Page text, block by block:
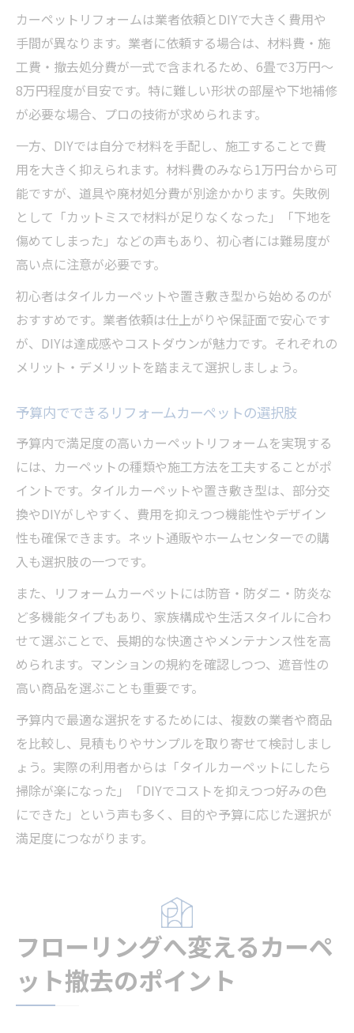
カーペットリフォームは業者依頼とDIYで大きく費用や
手間が異なります。業者に依頼する場合は、材料費・施
工費・撤去処分費が一式で含まれるため、6畳で3万円〜
8万円程度が目安です。特に難しい形状の部屋や下地補修
が必要な場合、プロの技術が求められます。
一方、DIYでは自分で材料を手配し、施工することで費
用を大きく抑えられます。材料費のみなら1万円台から可
能ですが、道具や廃材処分費が別途かかります。失敗例
として「カットミスで材料が足りなくなった」「下地を
傷めてしまった」などの声もあり、初心者には難易度が
高い点に注意が必要です。
初心者はタイルカーペットや置き敷き型から始めるのが
おすすめです。業者依頼は仕上がりや保証面で安心です
が、DIYは達成感やコストダウンが魅力です。それぞれの
メリット・デメリットを踏まえて選択しましょう。
予算内でできるリフォームカーペットの選択肢
予算内で満足度の高いカーペットリフォームを実現する
には、カーペットの種類や施工方法を工夫することがポ
イントです。タイルカーペットや置き敷き型は、部分交
換やDIYがしやすく、費用を抑えつつ機能性やデザイン
性も確保できます。ネット通販やホームセンターでの購
入も選択肢の一つです。
また、リフォームカーペットには防音・防ダニ・防炎な
ど多機能タイプもあり、家族構成や生活スタイルに合わ
せて選ぶことで、長期的な快適さやメンテナンス性を高
められます。マンションの規約を確認しつつ、遮音性の
高い商品を選ぶことも重要です。
予算内で最適な選択をするためには、複数の業者や商品
を比較し、見積もりやサンプルを取り寄せて検討しまし
ょう。実際の利用者からは「タイルカーペットにしたら
掃除が楽になった」「DIYでコストを抑えつつ好みの色
にできた」という声も多く、目的や予算に応じた選択が
満足度につながります。
フローリングへ変えるカーペ
ット撤去のポイント